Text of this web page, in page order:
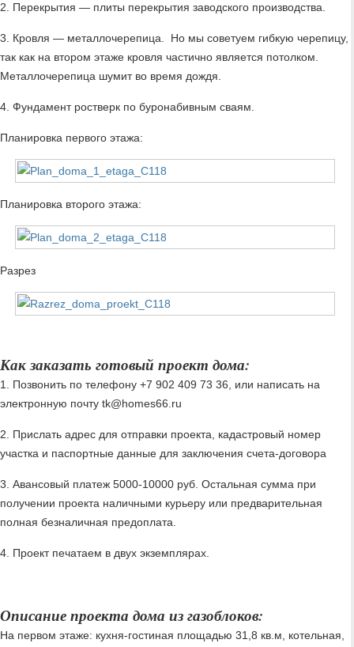
2. Перекрытия — плиты перекрытия заводского производства.
3. Кровля — металлочерепица. Но мы советуем гибкую черепицу,
так как на втором этаже кровля частично является потолком.
Металлочерепица шумит во время дождя.
4. Фундамент ростверк по буронабивным сваям.
Планировка первого этажа:
Планировка второго этажа:
Разрез
Как заказать готовый проект дома:
1. Позвонить по телефону +7 902 409 73 36, или написать на
электронную почту tk@homes66.ru
2. Прислать адрес для отправки проекта, кадастровый номер
участка и паспортные данные для заключения счета-договора
3. Авансовый платеж 5000-10000 руб. Остальная сумма при
получении проекта наличными курьеру или предварительная
полная безналичная предоплата.
4. Проект печатаем в двух экземплярах.
Описание проекта дома из газоблоков:
На первом этаже: кухня-гостиная площадью 31,8 кв.м, котельная,